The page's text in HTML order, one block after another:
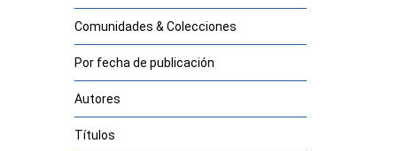
Comunidades & Colecciones
Por fecha de publicación
Autores
Títulos